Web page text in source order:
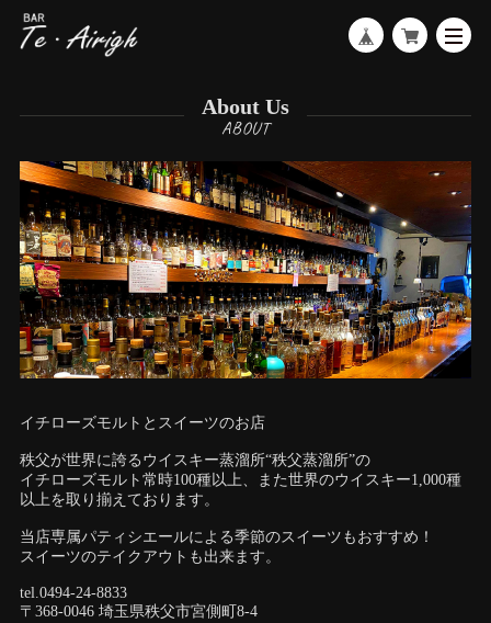
About Us
イチローズモルトとスイーツのお店
秩父が世界に誇るウイスキー蒸溜所“秩父蒸溜所”の
イチローズモルト常時100種以上、また世界のウイスキー1,000種
以上を取り揃えております。
当店専属パティシエールによる季節のスイーツもおすすめ！
スイーツのテイクアウトも出来ます。
tel.0494-24-8833
〒368-0046 埼玉県秩父市宮側町8-4